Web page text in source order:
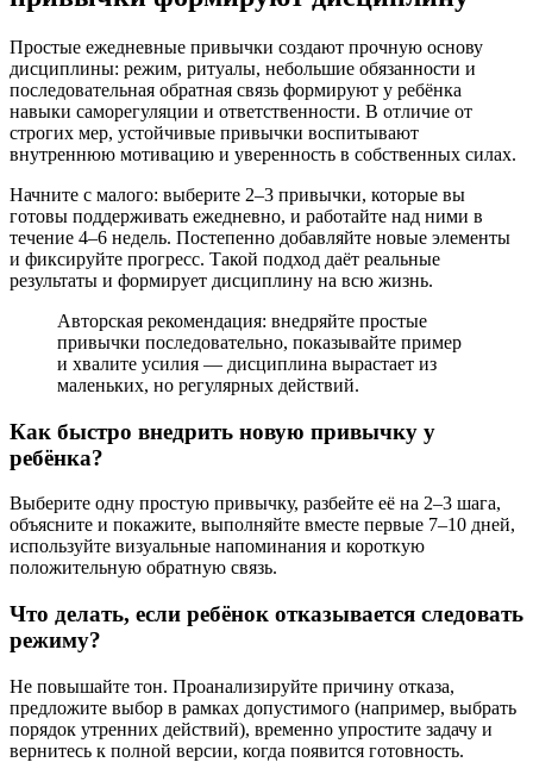
Простые ежедневные привычки создают прочную основу
дисциплины: режим, ритуалы, небольшие обязанности и
последовательная обратная связь формируют у ребёнка
навыки саморегуляции и ответственности. В отличие от
строгих мер, устойчивые привычки воспитывают
внутреннюю мотивацию и уверенность в собственных силах.
Начните с малого: выберите 2–3 привычки, которые вы
готовы поддерживать ежедневно, и работайте над ними в
течение 4–6 недель. Постепенно добавляйте новые элементы
и фиксируйте прогресс. Такой подход даёт реальные
результаты и формирует дисциплину на всю жизнь.
Авторская рекомендация: внедряйте простые
привычки последовательно, показывайте пример
и хвалите усилия — дисциплина вырастает из
маленьких, но регулярных действий.
Как быстро внедрить новую привычку у
ребёнка?
Выберите одну простую привычку, разбейте её на 2–3 шага,
объясните и покажите, выполняйте вместе первые 7–10 дней,
используйте визуальные напоминания и короткую
положительную обратную связь.
Что делать, если ребёнок отказывается следовать
режиму?
Не повышайте тон. Проанализируйте причину отказа,
предложите выбор в рамках допустимого (например, выбрать
порядок утренних действий), временно упростите задачу и
вернитесь к полной версии, когда появится готовность.